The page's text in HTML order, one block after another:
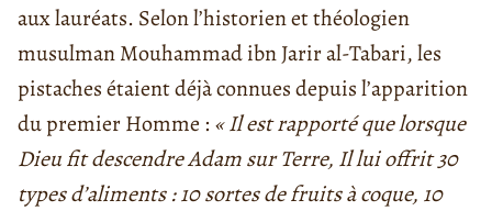
aux lauréats. Selon l’historien et théologien
musulman Mouhammad ibn Jarir al-Tabari, les
pistaches étaient déjà connues depuis l’apparition
du premier Homme : « Il est rapporté que lorsque
Dieu fit descendre Adam sur Terre, Il lui offrit 30
types d’aliments : 10 sortes de fruits à coque, 10